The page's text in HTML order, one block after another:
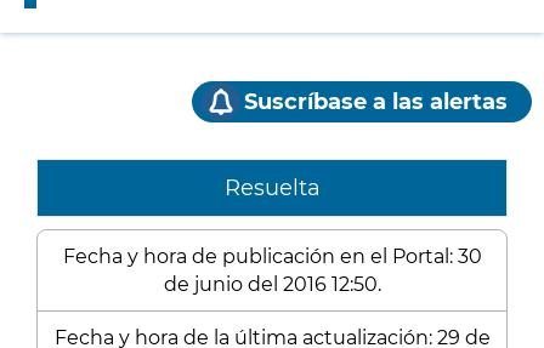
Suscríbase a las alertas
Resuelta
Fecha y hora de publicación en el Portal: 30
de junio del 2016 12:50.
Fecha y hora de la última actualización: 29 de